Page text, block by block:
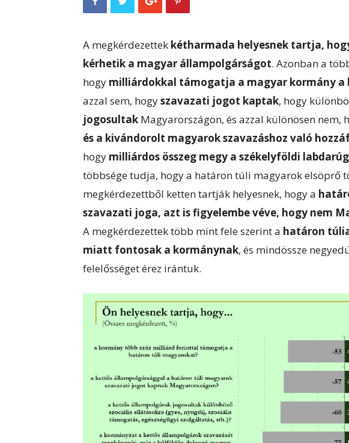
A megkérdezettek kétharmada helyesnek tartja,
kérhetik a magyar állampolgárságot. Azonban a
hogy milliárdokkal támogatja a magyar kormány
azzal sem, hogyszavazati jogot kaptak, hogy
jogosultak Magyarországon, és azzal különösen nem,
és a kivándorolt magyarok szavazáshoz való
hogy milliárdos összeg megy a székelyföldi
többsége tudja, hogy a határon túli magyarok elsöprő
megkérdezettből ketten tartják helyesnek, hogy a
szavazati joga, azt is figyelembe véve, hogy nem
A megkérdezettek több mint fele szerint a határon
miatt fontosak a kormánynak, és mindössze
felelősséget érez irántuk.